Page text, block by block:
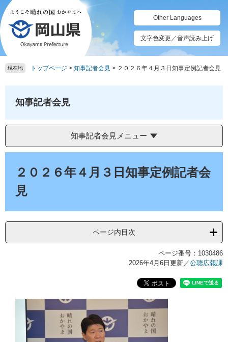
ペ
ー
ジ
の
先
頭
メ
ニ
ュ
ー
を
飛
Other Languages
文字色変更／音声読み上げ
現在地 トップページ > 知事記者会見 > ２０２６年４月３日知事定例記者会見
知事記者会見
知事記者会見メニュー
２０２６年４月３日知事定例記者会
見
ページ内目次
ページ番号：1030486
2026年4月6日更新／公聴広報課